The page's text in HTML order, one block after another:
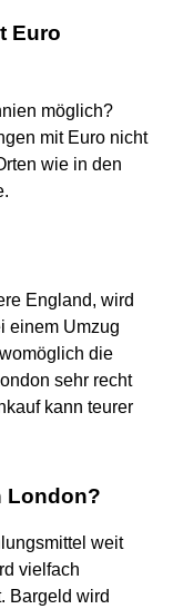
Euro
möglich?
mit Euro nicht
wie in den
England, wird
einem Umzug
die
sehr recht
kann teurer
London?
weit
vielfach
Bargeld wird